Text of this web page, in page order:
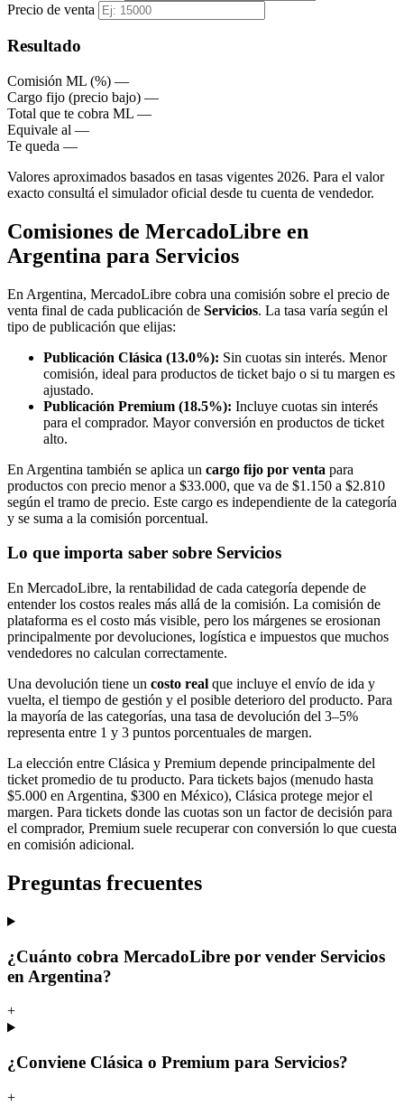
Precio de venta
Resultado
Comisión ML (%) —
Cargo fijo (precio bajo) —
Total que te cobra ML —
Equivale al —
Te queda —
Valores aproximados basados en tasas vigentes 2026. Para el valor
exacto consultá el simulador oficial desde tu cuenta de vendedor.
Comisiones de MercadoLibre en
Argentina para Servicios
En Argentina, MercadoLibre cobra una comisión sobre el precio de
venta final de cada publicación de Servicios. La tasa varía según el
tipo de publicación que elijas:
Publicación Clásica (13.0%): Sin cuotas sin interés. Menor
comisión, ideal para productos de ticket bajo o si tu margen es
ajustado.
Publicación Premium (18.5%): Incluye cuotas sin interés
para el comprador. Mayor conversión en productos de ticket
alto.
En Argentina también se aplica un cargo fijo por venta para
productos con precio menor a $33.000, que va de $1.150 a $2.810
según el tramo de precio. Este cargo es independiente de la categoría
y se suma a la comisión porcentual.
Lo que importa saber sobre Servicios
En MercadoLibre, la rentabilidad de cada categoría depende de
entender los costos reales más allá de la comisión. La comisión de
plataforma es el costo más visible, pero los márgenes se erosionan
principalmente por devoluciones, logística e impuestos que muchos
vendedores no calculan correctamente.
Una devolución tiene un costo real que incluye el envío de ida y
vuelta, el tiempo de gestión y el posible deterioro del producto. Para
la mayoría de las categorías, una tasa de devolución del 3–5%
representa entre 1 y 3 puntos porcentuales de margen.
La elección entre Clásica y Premium depende principalmente del
ticket promedio de tu producto. Para tickets bajos (menudo hasta
$5.000 en Argentina, $300 en México), Clásica protege mejor el
margen. Para tickets donde las cuotas son un factor de decisión para
el comprador, Premium suele recuperar con conversión lo que cuesta
en comisión adicional.
Preguntas frecuentes
¿Cuánto cobra MercadoLibre por vender Servicios
en Argentina?
+
¿Conviene Clásica o Premium para Servicios?
+